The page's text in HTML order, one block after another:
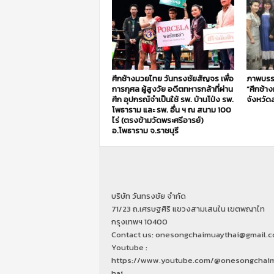
ศึกช้างมวยไทย วันทรงชัยสัญจร เพื่อ
การกุศล ผู้สูงวัย อดีตทหารกล้าที่ผ่าน
ศึก อุปกรณ์จำเป็นใช้ รพ. บ้านโป่ง รพ.
โพธาราม และ รพ. อื่น ฯ ณ สนาม 100
ไร่ (ตรงข้ามวัดพระศรีอารย์)
อ.โพธาราม จ.ราชบุรี
ภาพบร
“ศึกช้า
จังหวัด
บริษัท วันทรงชัย จำกัด
71/23 ถ.เศรษฐศิริ แขวงสามเสนใน เขตพญาไท
กรุงเทพฯ 10400
Contact us:
Youtube :
https://www.youtube.com/